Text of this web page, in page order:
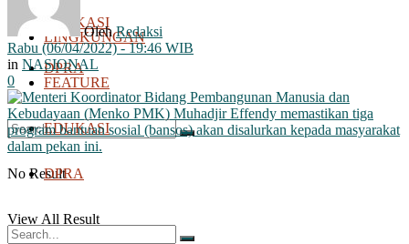
EDUKASI
DPRA
No Result
View All Result
LINGKUNGAN
FEATURE
EDUKASI
DPRA
Oleh Redaksi
Rabu (06/04/2022) - 19:46 WIB
in NASIONAL
0